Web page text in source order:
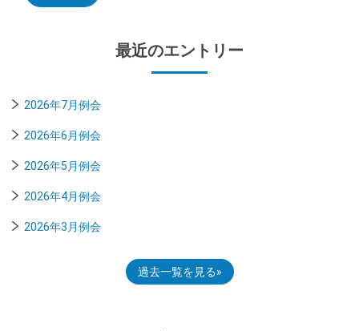
最近のエントリー
2026年7月例会
2026年6月例会
2026年5月例会
2026年4月例会
2026年3月例会
過去一覧を見る